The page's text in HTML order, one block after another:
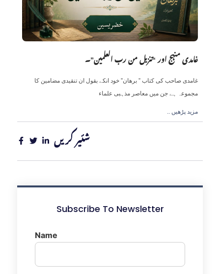
غامدی منہج اور “تنزیل من رب العلمین”۔
غامدی صاحب کی کتاب ” برھان” خود انکے بقول ان تنقیدی مضامین کا
مجموعہ ہے جن میں معاصر مذہبی علماء
.. مزید پڑھیں
شئیر کریں
Subscribe To Newsletter
Name